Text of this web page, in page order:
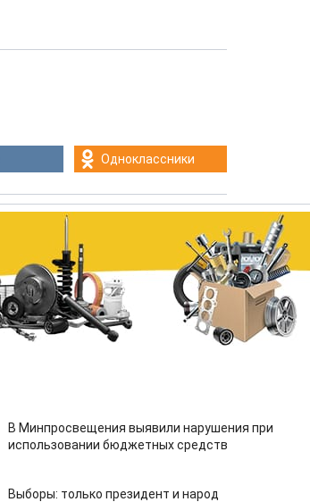
Одноклассники
В Минпросвещения выявили нарушения при
использовании бюджетных средств
Выборы: только президент и народ